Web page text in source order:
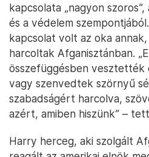
kapcsolata „nagyon
és a védelem
kapcsolat volt az oka
harcoltak Afganisztánban.
összefüggésben
vagy szenvedtek szörnyű
szabadságért harcolva,
azért, amiben hiszünk” –
Harry herceg, aki szolgált